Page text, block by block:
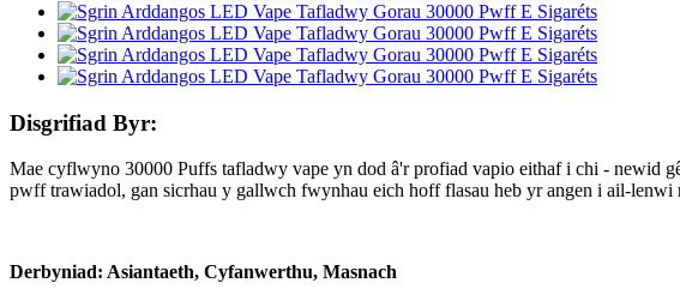
Disgrifiad Byr:
Mae cyflwyno 30000 Puffs tafladwy vape yn dod â'r profiad vapio eithaf i chi - newid
pwff trawiadol, gan sicrhau y gallwch fwynhau eich hoff flasau heb yr angen i ail-lenwi
Derbyniad: Asiantaeth, Cyfanwerthu, Masnach